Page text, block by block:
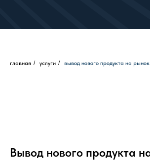
главная / услуги / вывод нового продукта на рынок
Вывод нового продукта